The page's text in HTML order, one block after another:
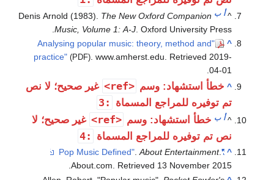
^أ ب Denis Arnold (1983). The New Oxford Companion
Music, Volume 1: A-J . Oxford University Press.
^
"Analysing popular music: theory, method and
practice" (PDF) . www.amherst.edu . Retrieved 2019-
04-01
.
^ خطأ استشهاد: وسم <ref>
غير صحيح؛ لا نص
تم توفيره للمراجع المسماة
:3
^أ ب خطأ استشهاد: وسم <ref>
غير صحيح؛ لا
نص تم توفيره للمراجع المسماة
:4
^
"Pop Music Defined"
.About Entertainment.
About.com. Retrieved 13 November 2015
.